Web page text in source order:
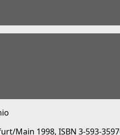
Main 1998, ISBN 3-593-